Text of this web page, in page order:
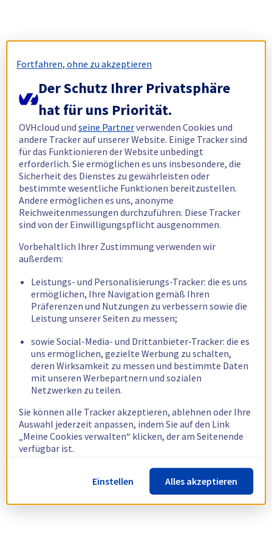
Fortfahren, ohne zu akzeptieren
Der Schutz Ihrer Privatsphäre
hat für uns Priorität.
OVHcloud undseine Partnerverwenden Cookies und
andere Tracker auf unserer Website. Einige Tracker sind
für das Funktionieren der Website unbedingt
erforderlich. Sie ermöglichen es uns insbesondere, die
Sicherheit des Dienstes zu gewährleisten oder
bestimmte wesentliche Funktionen bereitzustellen.
Andere ermöglichen es uns, anonyme
Reichweitenmessungen durchzuführen. Diese Tracker
sind von der Einwilligungspflicht ausgenommen.
Vorbehaltlich Ihrer Zustimmung verwenden wir
außerdem:
Leistungs- und Personalisierungs-Tracker: die es uns
ermöglichen, Ihre Navigation gemäß Ihren
Präferenzen und Nutzungen zu verbessern sowie die
Leistung unserer Seiten zu messen;
sowie Social-Media- und Drittanbieter-Tracker: die es
uns ermöglichen, gezielte Werbung zu schalten,
deren Wirksamkeit zu messen und bestimmte Daten
mit unseren Werbepartnern und sozialen
Netzwerken zu teilen.
Sie können alle Tracker akzeptieren, ablehnen oder Ihre
Auswahl jederzeit anpassen, indem Sie auf den Link
„Meine Cookies verwalten“ klicken, der am Seitenende
verfügbar ist.
Weitere Informationen finden Sie in unsererRichtlinie
zur Verwendung von Cookies.
Einstellen Alles akzeptieren